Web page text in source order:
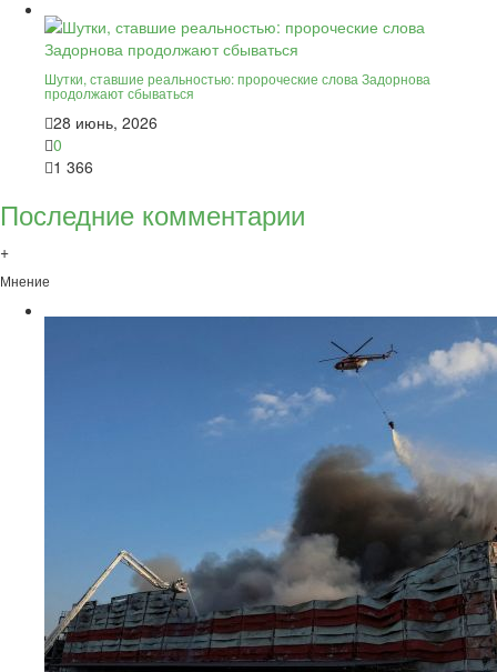
Шутки, ставшие реальностью: пророческие слова Задорнова
продолжают сбываться
28 июнь, 2026
0
1 366
Последние комментарии
+
Мнение